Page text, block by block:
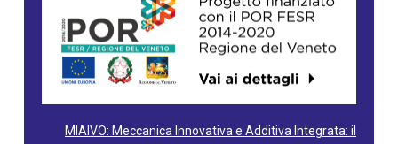
MIAIVO: Meccanica Innovativa e Additiva Integrata: il